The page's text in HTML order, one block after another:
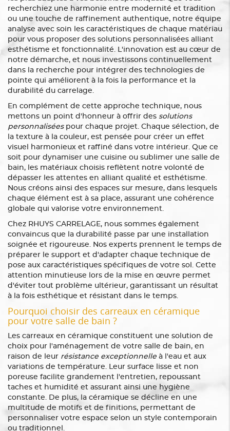
recherchiez une harmonie entre modernité et tradition
ou une touche de raffinement authentique, notre équipe
analyse avec soin les caractéristiques de chaque matériau
pour vous proposer des solutions personnalisées alliant
esthétisme et fonctionnalité. L'innovation est au cœur de
notre démarche, et nous investissons continuellement
dans la recherche pour intégrer des technologies de
pointe qui améliorent à la fois la performance et la
durabilité du carrelage.
En complément de cette approche technique, nous
mettons un point d'honneur à offrir des solutions
personnaliséespour chaque projet. Chaque sélection, de
la texture à la couleur, est pensée pour créer un effet
visuel harmonieux et raffiné dans votre intérieur. Que ce
soit pour dynamiser une cuisine ou sublimer une salle de
bain, les matériaux choisis reflètent notre volonté de
dépasser les attentes en alliant qualité et esthétisme.
Nous créons ainsi des espaces sur mesure, dans lesquels
chaque élément est à sa place, assurant une cohérence
globale qui valorise votre environnement.
Chez RHUYS CARRELAGE, nous sommes également
convaincus que la durabilité passe par une installation
soignée et rigoureuse. Nos experts prennent le temps de
préparer le support et d'adapter chaque technique de
pose aux caractéristiques spécifiques de votre sol. Cette
attention minutieuse lors de la mise en œuvre permet
d'éviter tout problème ultérieur, garantissant un résultat
à la fois esthétique et résistant dans le temps.
Pourquoi choisir des carreaux en céramique
pour votre salle de bain ?
Les carreaux en céramique constituent une solution de
choix pour l'aménagement de votre salle de bain, en
raison de leur résistance exceptionnelle à l'eau et aux
variations de température. Leur surface lisse et non
poreuse facilite grandement l'entretien, repoussant
taches et humidité et assurant ainsi une hygiène
constante. De plus, la céramique se décline en une
multitude de motifs et de finitions, permettant de
personnaliser votre espace selon un style contemporain
ou traditionnel.